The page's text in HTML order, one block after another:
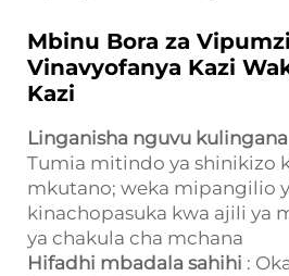
Mbinu Bora za
Vinavyofanya Kazi
Kazi
Linganisha nguvu
Tumia mitindo ya shinikizo
mkutano; weka mipangilio
kinachopasuka kwa ajili ya
ya chakula cha mchana
Hifadhi mbadala sahihi :